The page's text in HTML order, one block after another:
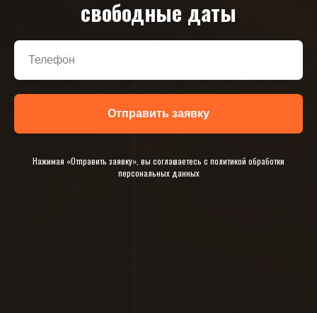
свободные даты
Отправить заявку
Нажимая «Отправить заявку», вы соглашаетесь с политикой обработки
персональных данных